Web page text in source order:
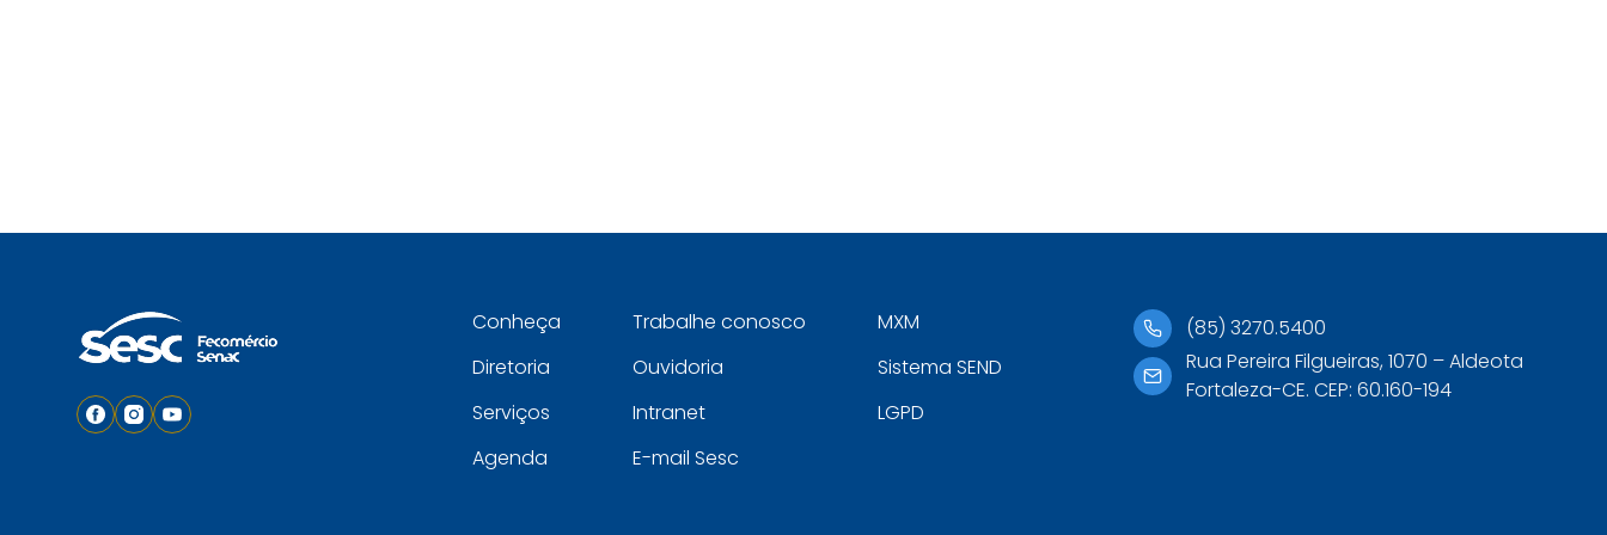
Conheça
Diretoria
Serviços
Agenda
Trabalhe conosco
Ouvidoria
Intranet
E-mail Sesc
MXM
Sistema SEND
LGPD
(85) 3270.5400
Rua Pereira Filgueiras, 1070 – Aldeota
Fortaleza-CE. CEP: 60.160-194